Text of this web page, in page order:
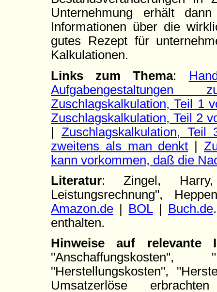
Unternehmung erhält
Informationen über die
gutes Rezept für
Kalkulationen.
Links zum Thema:
Aufgabengestaltungen
Zuschlagskalkulation, Teil 1
Zuschlagskalkulation, Teil 2
| Zuschlagskalkulation,
zweitens als man denkt |
kann vorkommen, daß die
Literatur: Zingel,
Leistungsrechnung",
Amazon.de
BOL| Buch.de
enthalten.
Hinweise auf
"Anschaffungskosten",
"Herstellungskosten",
Umsatzerlöse